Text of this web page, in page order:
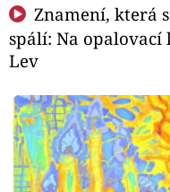
Znamení, která
spálí: Na
Lev